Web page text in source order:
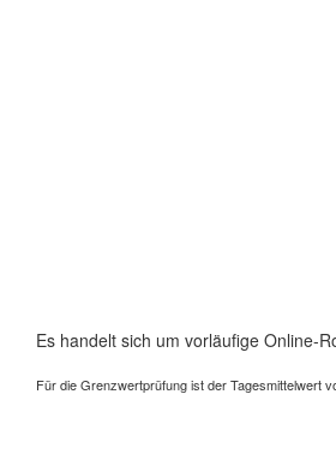
Es handelt sich um vorläufige Online-
Für die Grenzwertprüfung ist der Tagesmittelwert